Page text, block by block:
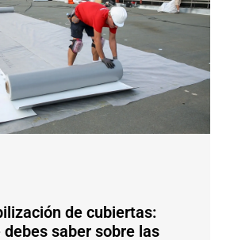
de cubiertas:
saber sobre las